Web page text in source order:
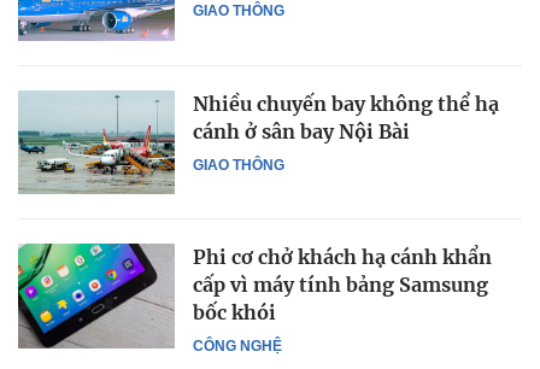
GIAO THÔNG
GIAO THÔNG
Nhiều chuyến bay không thể hạ
cánh ở sân bay Nội Bài
CÔNG NGHỆ
Phi cơ chở khách hạ cánh khẩn
cấp vì máy tính bảng Samsung
bốc khói